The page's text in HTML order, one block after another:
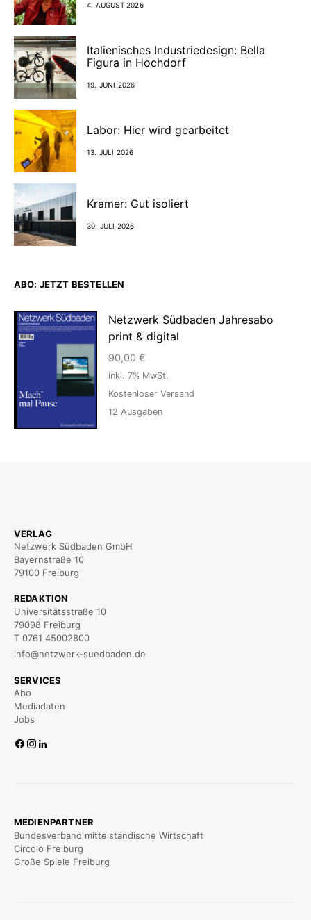
4. AUGUST 2026
Italienisches Industriedesign: Bella
Figura in Hochdorf
19. JUNI 2026
Labor: Hier wird gearbeitet
13. JULI 2026
Kramer: Gut isoliert
30. JULI 2026
ABO: JETZT BESTELLEN
Netzwerk Südbaden Jahresabo
print & digital
90,00 €
inkl. 7% MwSt.
Kostenloser Versand
12 Ausgaben
VERLAG
Netzwerk Südbaden GmbH
Bayernstraße 10
79100 Freiburg
REDAKTION
Universitätsstraße 10
79098 Freiburg
T 0761 45002800
info@netzwerk-suedbaden.de
SERVICES
Abo
Mediadaten
Jobs
MEDIENPARTNER
Bundesverband mittelständische Wirtschaft
Circolo Freiburg
Große Spiele Freiburg